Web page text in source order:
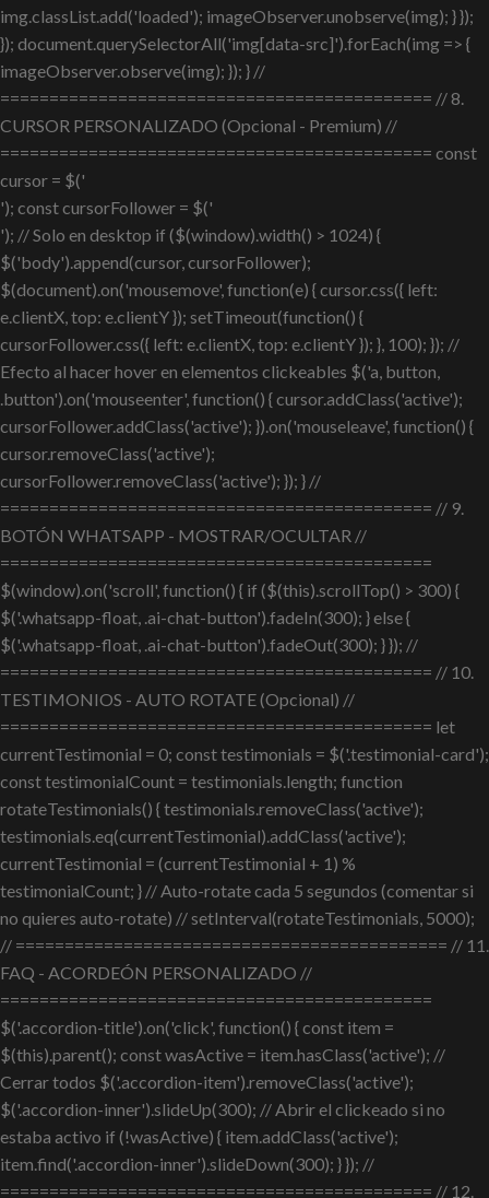
img.classList.add('loaded'); imageObserver.unobserve(img); } });
}); document.querySelectorAll('img[data-src]').forEach(img => {
imageObserver.observe(img); }); } //
============================================ // 8.
CURSOR PERSONALIZADO (Opcional - Premium) //
============================================ const
cursor = $('
'); const cursorFollower = $('
'); // Solo en desktop if ($(window).width() > 1024) {
$('body').append(cursor, cursorFollower);
$(document).on('mousemove', function(e) { cursor.css({ left:
e.clientX, top: e.clientY }); setTimeout(function() {
cursorFollower.css({ left: e.clientX, top: e.clientY }); }, 100); }); //
Efecto al hacer hover en elementos clickeables $('a, button,
.button').on('mouseenter', function() { cursor.addClass('active');
cursorFollower.addClass('active'); }).on('mouseleave', function() {
cursor.removeClass('active');
cursorFollower.removeClass('active'); }); } //
============================================ // 9.
BOTÓN WHATSAPP - MOSTRAR/OCULTAR //
============================================
$(window).on('scroll', function() { if ($(this).scrollTop() > 300) {
$('.whatsapp-float, .ai-chat-button').fadeIn(300); } else {
$('.whatsapp-float, .ai-chat-button').fadeOut(300); } }); //
============================================ // 10.
TESTIMONIOS - AUTO ROTATE (Opcional) //
============================================ let
currentTestimonial = 0; const testimonials = $('.testimonial-card');
const testimonialCount = testimonials.length; function
rotateTestimonials() { testimonials.removeClass('active');
testimonials.eq(currentTestimonial).addClass('active');
currentTestimonial = (currentTestimonial + 1) %
testimonialCount; } // Auto-rotate cada 5 segundos (comentar si
no quieres auto-rotate) // setInterval(rotateTestimonials, 5000);
// ============================================ // 11.
FAQ - ACORDEÓN PERSONALIZADO //
============================================
$('.accordion-title').on('click', function() { const item =
$(this).parent(); const wasActive = item.hasClass('active'); //
Cerrar todos $('.accordion-item').removeClass('active');
$('.accordion-inner').slideUp(300); // Abrir el clickeado si no
estaba activo if (!wasActive) { item.addClass('active');
item.find('.accordion-inner').slideDown(300); } }); //
============================================ // 12.